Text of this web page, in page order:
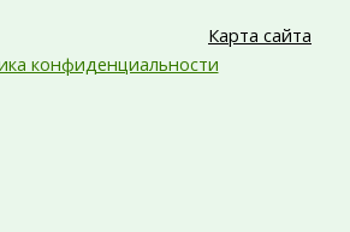
Карта сайта
конфиденциальности